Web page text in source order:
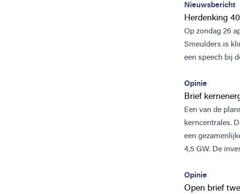
Nieuwsbericht
Herdenking
Op zondag 26
Smeulders is
een speech bij
Opinie
Brief
Een van de
kerncentrales.
een
4,5 GW. De
Opinie
Open brief